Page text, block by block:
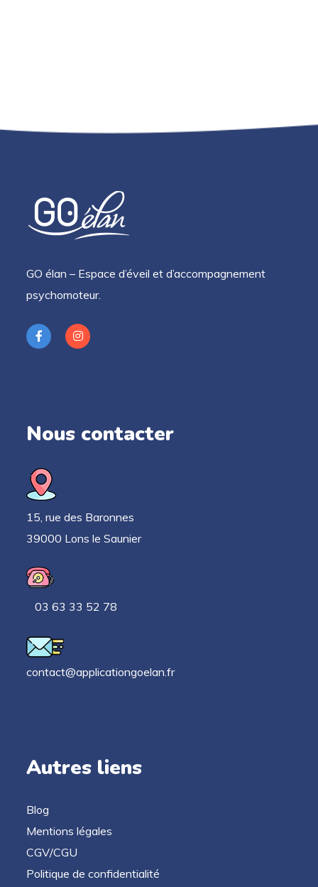
GO élan – Espace d’éveil et d’accompagnement
psychomoteur.
Nous contacter
15, rue des Baronnes
39000 Lons le Saunier
03 63 33 52 78
contact@applicationgoelan.fr
Autres liens
Blog
Mentions légales
CGV/CGU
Politique de confidentialité